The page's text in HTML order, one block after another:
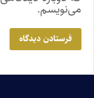
می‌نویسم.